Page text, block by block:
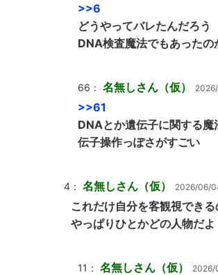
>>6
どうやってバレたんだろう
DNA検査魔法でもあったの
66： 名無しさん（仮）
>>61
DNAとか遺伝子に関する
伝子操作っぽさがすごい
4： 名無しさん（仮） 2026/06/
これだけ自分を客観視でき
やっぱりひとかどの人物だよ
11： 名無しさん（仮） 2026/